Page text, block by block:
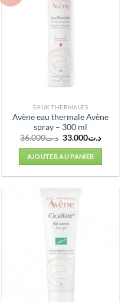
EAUX THERMALES
Avène eau thermale Avène
spray – 300 ml
د.ت36.000
Le
initial
était :
د.ت36.000.
د.ت33.000
Le
AJOUTER AU PANIER